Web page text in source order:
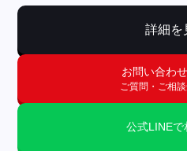
詳細を
お問い合わ
ご質問・ご相
公式LINEで